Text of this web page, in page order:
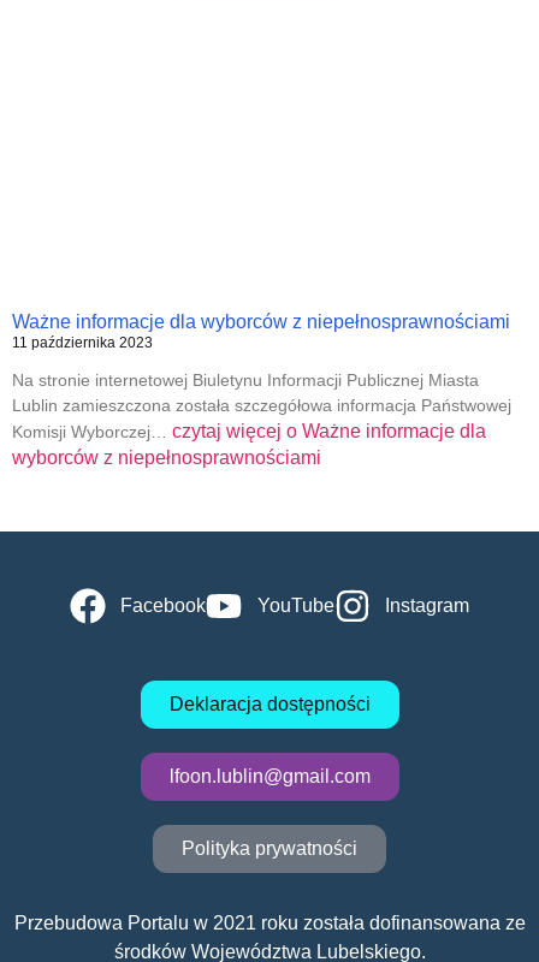
Ważne informacje dla wyborców z niepełnosprawnościami
11 października 2023
Na stronie internetowej Biuletynu Informacji Publicznej Miasta
Lublin zamieszczona została szczegółowa informacja Państwowej
Komisji Wyborczej… czytaj więcej o Ważne informacje dla
wyborców z niepełnosprawnościami
Facebook YouTube Instagram
Deklaracja dostępności
lfoon.lublin@gmail.com
Polityka prywatności
Przebudowa Portalu w 2021 roku została dofinansowana ze
środków Województwa Lubelskiego.